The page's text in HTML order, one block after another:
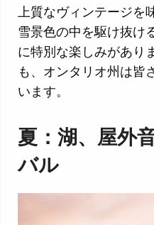
上質なヴィンテージ
雪景色の中を駆け抜け
に特別な楽しみがあり
も、オンタリオ州は皆
います。
夏：湖、屋外
バル